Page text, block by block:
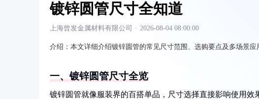
镀锌圆管尺寸全知道
上海曾发金属材料有限公司 · 2026-08-04 08:00:00
介绍： 本文详细介绍镀锌圆管的常见尺寸范围、选购要点及多场景
一、镀锌圆管尺寸全览
镀锌圆管就像服装界的百搭单品，尺寸选择直接影响使用效